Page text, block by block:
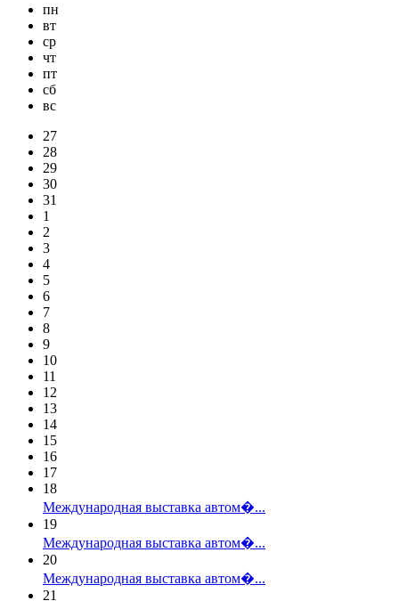
пн
вт
ср
чт
пт
сб
вс
27
28
29
30
31
1
2
3
4
5
6
7
8
9
10
11
12
13
14
15
16
17
18
Международная выставка автом�...
19
Международная выставка автом�...
20
Международная выставка автом�...
21